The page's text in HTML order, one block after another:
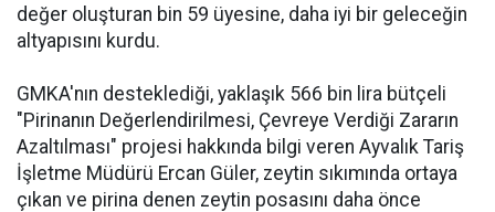
değer oluşturan bin 59 üyesine, daha iyi bir geleceğin
altyapısını kurdu.
GMKA'nın desteklediği, yaklaşık 566 bin lira bütçeli
"Pirinanın Değerlendirilmesi, Çevreye Verdiği Zararın
Azaltılması" projesi hakkında bilgi veren Ayvalık Tariş
İşletme Müdürü Ercan Güler, zeytin sıkımında ortaya
çıkan ve pirina denen zeytin posasını daha önce